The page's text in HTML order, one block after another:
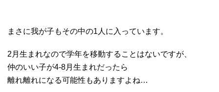
まさに我が子もその中の1人に入っています。
2月生まれなので学年を移動することはないですが、
仲のいい子が4-8月生まれだったら
離れ離れになる可能性もありますよね…